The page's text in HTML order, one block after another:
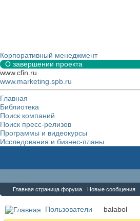
Корпоративный менеджмент
О завершении проекта
www.cfin.ru
www.marketing.spb.ru
Главная
Библиотека
Поиск компаний
Поиск пресс-релизов
Программы и видеокурсы
Исследования и бизнес-планы
Главная страница форума Новые сообщения
Пользователи balabol